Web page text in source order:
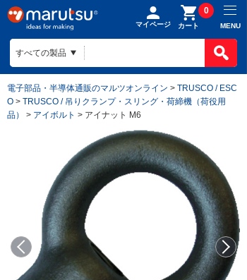
マイページ カート
0
MENU
電子部品・半導体通販のマルツオンライン > TRUSCO / ESC
O > TRUSCO / 吊りクランプ・スリング・荷締機（荷役用
品）
> アイボルト > アイナット M6